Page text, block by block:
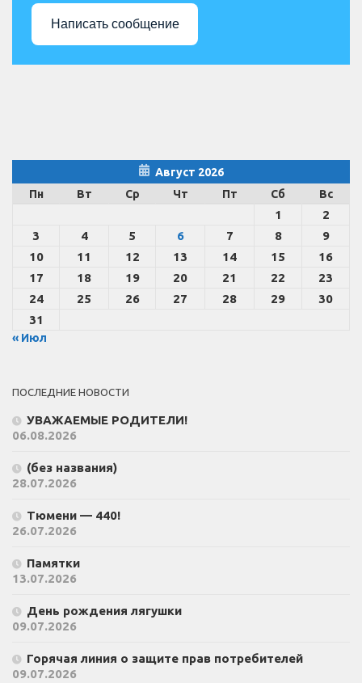
Написать сообщение
Август 2026
Пн
Вт Ср Чт Пт Сб Вс
1
2
3
4 5 6 7 8
9
10
11 12 13 14 15
16
17
18 19 20 21 22
23
24
25 26 27 28 29
30
31
« Июл
ПОСЛЕДНИЕ НОВОСТИ
УВАЖАЕМЫЕ РОДИТЕЛИ!
06.08.2026
(без названия)
28.07.2026
Тюмени — 440!
26.07.2026
Памятки
13.07.2026
День рождения лягушки
09.07.2026
Горячая линия о защите прав потребителей
09.07.2026